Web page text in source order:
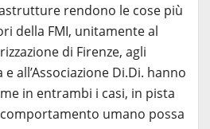
rendono le cose più
della FMI, unitamente al
di Firenze, agli
all’Associazione Di.Di. hanno
in entrambi i casi, in pista
umano possa